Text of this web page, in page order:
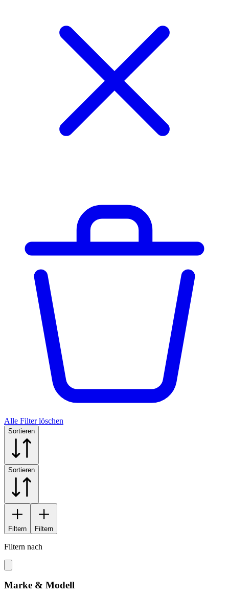
Alle Filter löschen
Sortieren
Sortieren
Filtern Filtern
Filtern nach
Marke & Modell